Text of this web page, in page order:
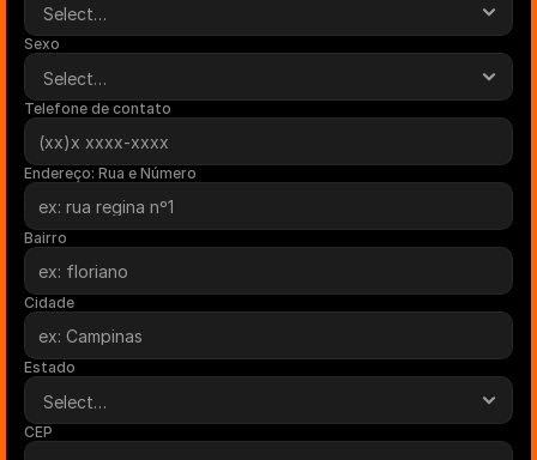
Sexo
Telefone de contato
Endereço: Rua e Número
Bairro
Cidade
Estado
CEP